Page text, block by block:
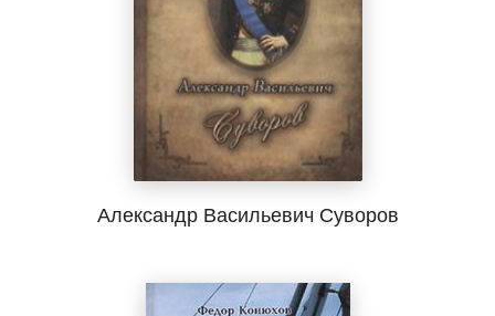
Александр Васильевич Суворов